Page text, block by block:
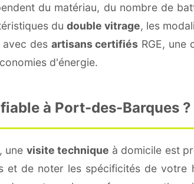
du matériau, du nombre de
du double vitrage, les
avec des artisans certifiés RGE, une
d'énergie.
à Port-des-Barques ?
une visite technique à domicile est
et de noter les spécificités de votre